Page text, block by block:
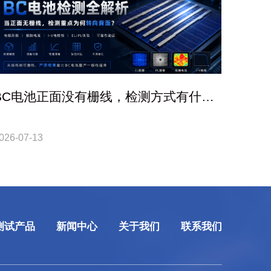
电池正面没有栅线，检测方式有什么
07-13
试产品 新闻中心 关于我们 联系我们